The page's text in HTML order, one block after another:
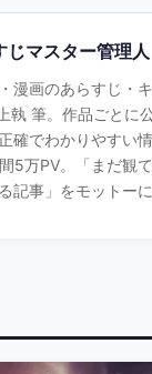
じマスター管理人
漫画のあらすじ・
執 筆。作品ごとに
確でわかりやすい
5万PV。「まだ観
記事」をモットーに